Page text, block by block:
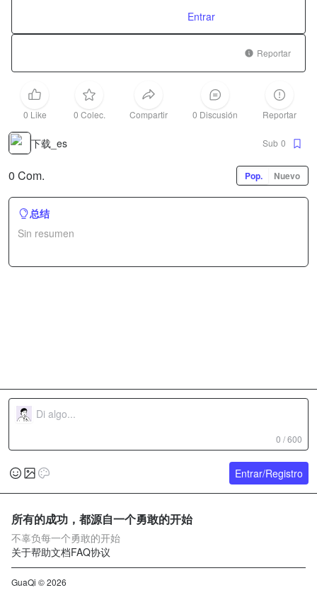
Entrar
Reportar
0 Like 0 Colec. Compartir 0 Discusión Reportar
下载_es Sub 0
0 Com. Pop. Nuevo
总结
Sin resumen
0 / 600
Entrar/Registro
所有的成功，都源自一个勇敢的开始
不辜负每一个勇敢的开始
关于帮助文档FAQ协议
GuaQi © 2026